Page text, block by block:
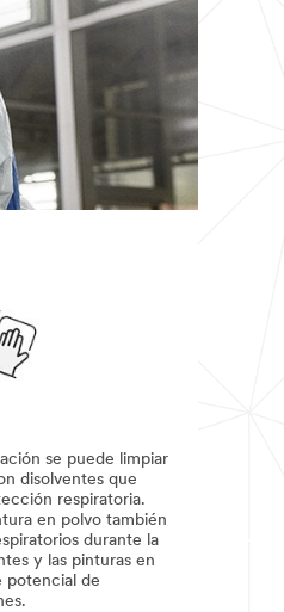
se puede limpiar
disolventes que
respiratoria.
en polvo también
durante la
y las pinturas en
potencial de